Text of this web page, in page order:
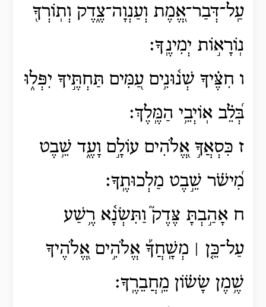
עַֽל־דְּבַר־אֱ֭מֶת וְעַנְוָה־צֶ֑דֶק וְתֽוֹרְךָ֖
נֽוֹרָא֣וֹת יְמִינֶֽךָ׃
ו חִצֶּ֗יךָ שְׁנ֫וּנִ֥ים עַ֭מִּים תַּחְתֶּ֣יךָ יִפְּל֑וּ
בְּ֝לֵ֗ב אֽוֹיְבֵ֥י הַמֶּֽלֶךְ׃
ז כִּסְאֲךָ֣ אֱ֭לֹהִים עוֹלָ֣ם וָעֶ֑ד שֵׁ֥בֶט
מִ֝ישֹׁ֗ר שֵׁ֣בֶט מַלְכוּתֶֽךָ׃
ח אָהַ֣בְתָּ צֶּדֶק֮ וַתִּשְׂנָ֫א רֶ֥שַׁע
עַל־כֵּ֤ן ׀ מְשָֽׁחֲךָ֡ אֱלֹהִ֣ים אֱ֭לֹהֶיךָ
שֶׁ֥מֶן שָׂשׂ֗וֹן מֵֽחֲבֵרֶֽךָ׃